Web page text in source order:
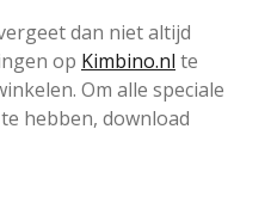
dan niet altijd
op Kimbino.nl te
Om alle speciale
hebben, download